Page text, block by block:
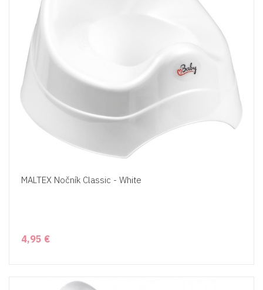
MALTEX Nočník Classic - White
4,95 €